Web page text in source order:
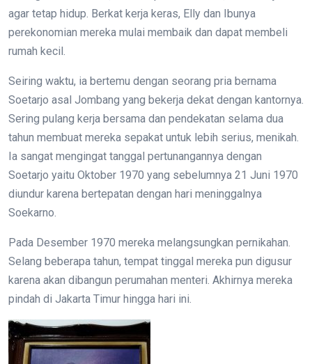
agar tetap hidup. Berkat kerja keras, Elly dan Ibunya
perekonomian mereka mulai membaik dan dapat membeli
rumah kecil.
Seiring waktu, ia bertemu dengan seorang pria bernama
Soetarjo asal Jombang yang bekerja dekat dengan kantornya.
Sering pulang kerja bersama dan pendekatan selama dua
tahun membuat mereka sepakat untuk lebih serius, menikah.
Ia sangat mengingat tanggal pertunangannya dengan
Soetarjo yaitu Oktober 1970 yang sebelumnya 21 Juni 1970
diundur karena bertepatan dengan hari meninggalnya
Soekarno.
Pada Desember 1970 mereka melangsungkan pernikahan.
Selang beberapa tahun, tempat tinggal mereka pun digusur
karena akan dibangun perumahan menteri. Akhirnya mereka
pindah di Jakarta Timur hingga hari ini.